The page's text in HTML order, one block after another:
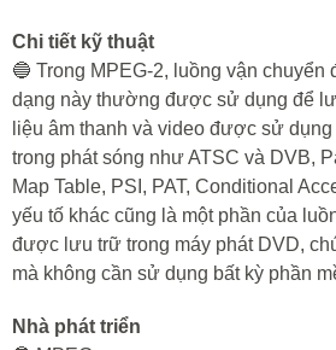
Chi tiết kỹ thuật
🔵 Trong MPEG-2, luồng vận
dạng này thường được sử dụng để
liệu âm thanh và video được sử
trong phát sóng như ATSC và DVB,
Map Table, PSI, PAT, Conditional
yếu tố khác cũng là một phần của
được lưu trữ trong máy phát DVD,
mà không cần sử dụng bất kỳ phần
Nhà phát triển